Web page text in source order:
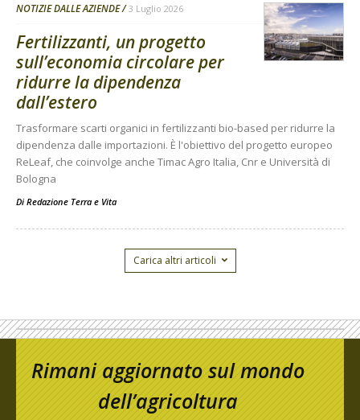
NOTIZIE DALLE AZIENDE 3 Luglio 2026
Fertilizzanti, un progetto
sull’economia circolare per
ridurre la dipendenza
dall’estero
Trasformare scarti organici in fertilizzanti bio-based per ridurre la
dipendenza dalle importazioni. È l'obiettivo del progetto europeo
ReLeaf, che coinvolge anche Timac Agro Italia, Cnr e Università di
Bologna
Di Redazione Terra e Vita
Carica altri articoli
Rimani aggiornato sul mondo
dell’agricoltura